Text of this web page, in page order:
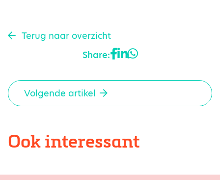
Terug naar overzicht
Volgende artikel
Share:
Ook interessant